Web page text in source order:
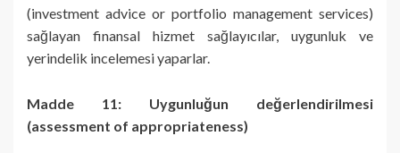
(investment advice or portfolio management services)
sağlayan finansal hizmet sağlayıcılar, uygunluk ve
yerindelik incelemesi yaparlar.
Madde 11: Uygunluğun değerlendirilmesi
(assessment of appropriateness)